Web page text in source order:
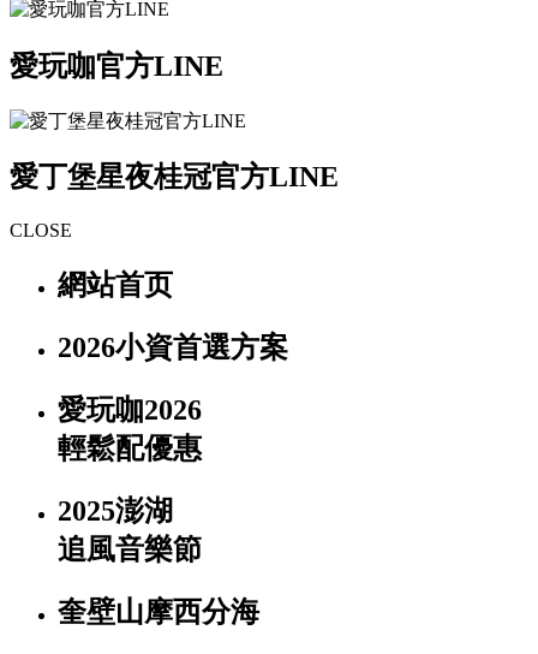
愛玩咖官方LINE
愛丁堡星夜桂冠官方LINE
CLOSE
網站首页
2026小資首選方案
愛玩咖2026
輕鬆配優惠
2025澎湖
追風音樂節
奎壁山摩西分海